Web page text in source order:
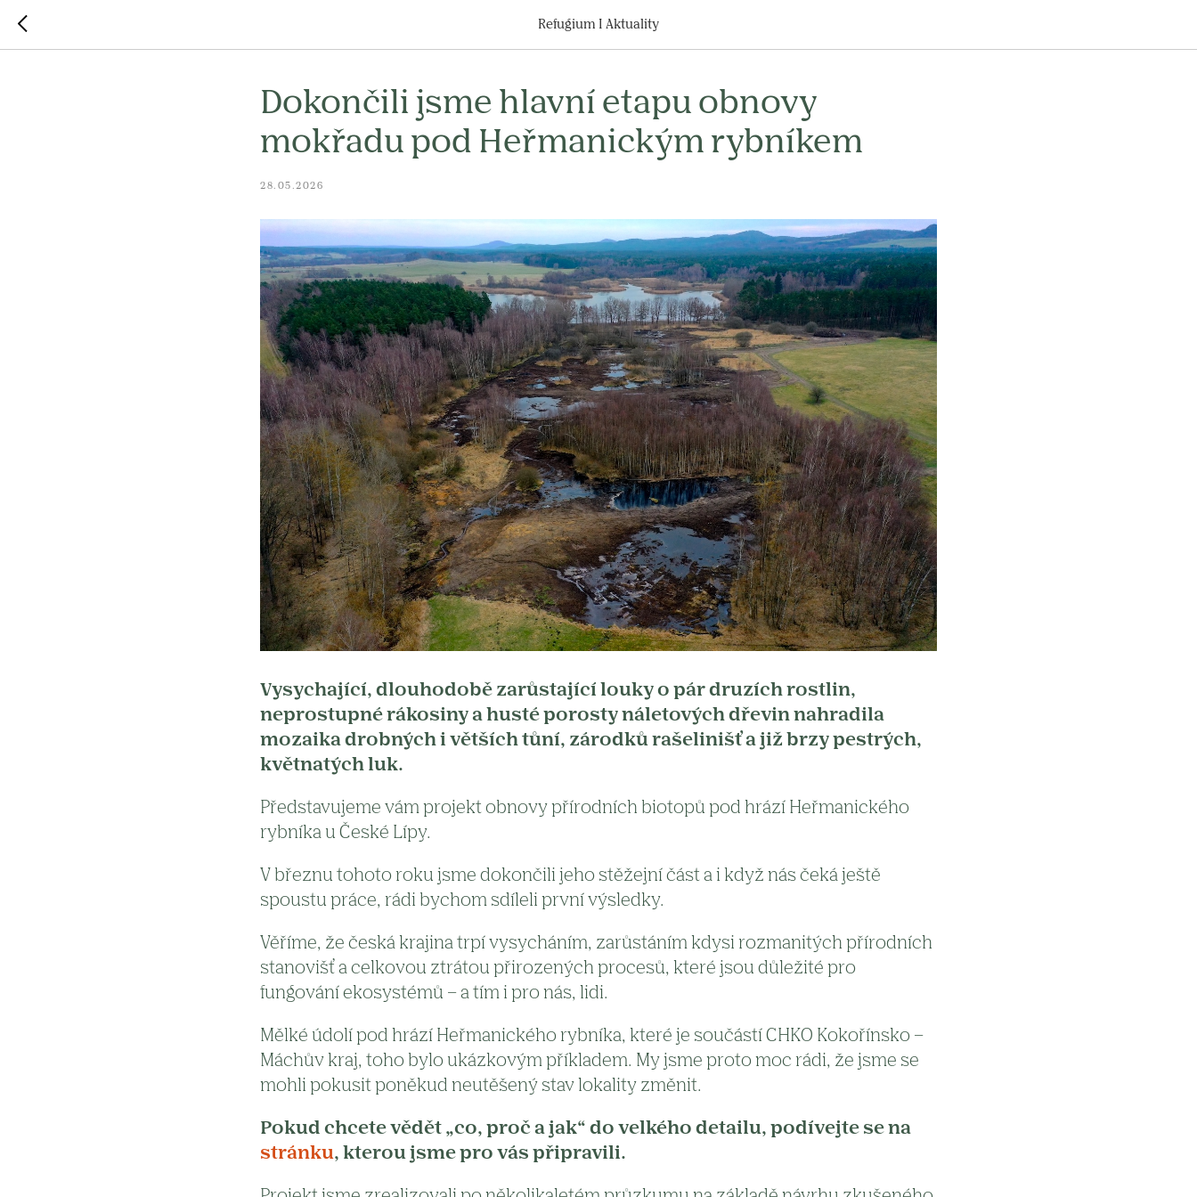
Refugium I Aktuality
Dokončili jsme hlavní etapu obnovy
mokřadu pod Heřmanickým rybníkem
28.05.2026
Vysychající, dlouhodobě zarůstající louky o pár druzích rostlin,
neprostupné rákosiny a husté porosty náletových dřevin nahradila
mozaika drobných i větších tůní, zárodků rašelinišť a již brzy pestrých,
květnatých luk.
Představujeme vám projekt obnovy přírodních biotopů pod hrází Heřmanického
rybníka u České Lípy.
V březnu tohoto roku jsme dokončili jeho stěžejní část a i když nás čeká ještě
spoustu práce, rádi bychom sdíleli první výsledky.
Věříme, že česká krajina trpí vysycháním, zarůstáním kdysi rozmanitých přírodních
stanovišť a celkovou ztrátou přirozených procesů, které jsou důležité pro
fungování ekosystémů – a tím i pro nás, lidi.
Mělké údolí pod hrází Heřmanického rybníka, které je součástí CHKO Kokořínsko –
Máchův kraj, toho bylo ukázkovým příkladem. My jsme proto moc rádi, že jsme se
mohli pokusit poněkud neutěšený stav lokality změnit.
Pokud chcete vědět „co, proč a jak“ do velkého detailu, podívejte se na
stránku, kterou jsme pro vás připravili.